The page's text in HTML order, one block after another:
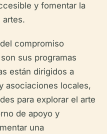
y fomentar la
artes.
compromiso
sus programas
están dirigidos a
asociaciones locales,
para explorar el arte
de apoyo y
una